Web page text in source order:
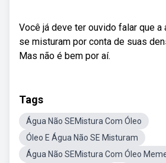
Você já deve ter ouvido falar que a
se misturam por conta de suas
Mas não é bem por aí.
Tags
Água Não SEMistura Com Óleo
Óleo E Água Não SE Misturam
Água Não SEMistura Com Óleo